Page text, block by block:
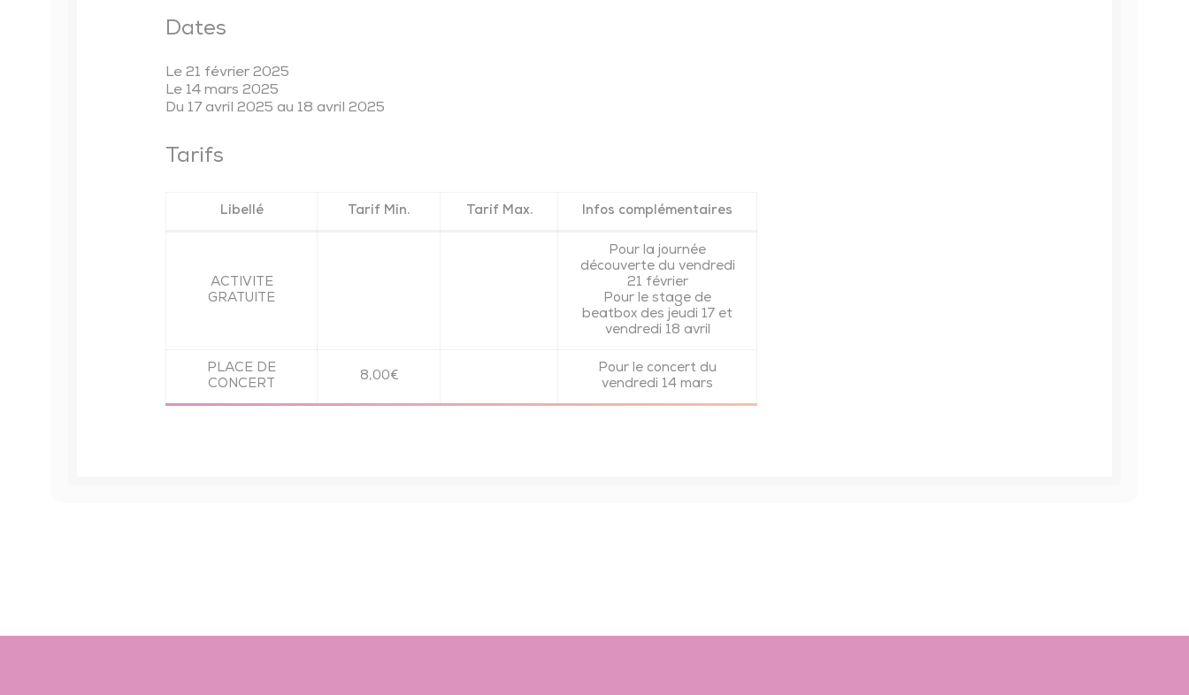
Dates
Le 21 février 2025
Le 14 mars 2025
Du 17 avril 2025 au 18 avril 2025
Tarifs
Libellé Tarif Min. Tarif Max. Infos complémentaires
ACTIVITE
GRATUITE
Pour la journée
découverte du vendredi
21 février
Pour le stage de
beatbox des jeudi 17 et
vendredi 18 avril
PLACE DE
CONCERT
8,00€
Pour le concert du
vendredi 14 mars